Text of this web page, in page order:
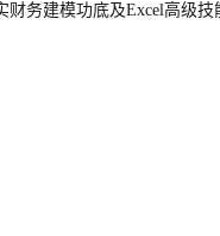
务建模功底及Excel高级